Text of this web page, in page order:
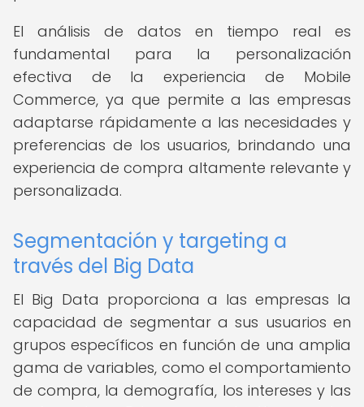
El análisis de datos en tiempo real es
fundamental para la personalización
efectiva de la experiencia de Mobile
Commerce, ya que permite a las empresas
adaptarse rápidamente a las necesidades y
preferencias de los usuarios, brindando una
experiencia de compra altamente relevante y
personalizada.
Segmentación y targeting a
través del Big Data
El Big Data proporciona a las empresas la
capacidad de segmentar a sus usuarios en
grupos específicos en función de una amplia
gama de variables, como el comportamiento
de compra, la demografía, los intereses y las